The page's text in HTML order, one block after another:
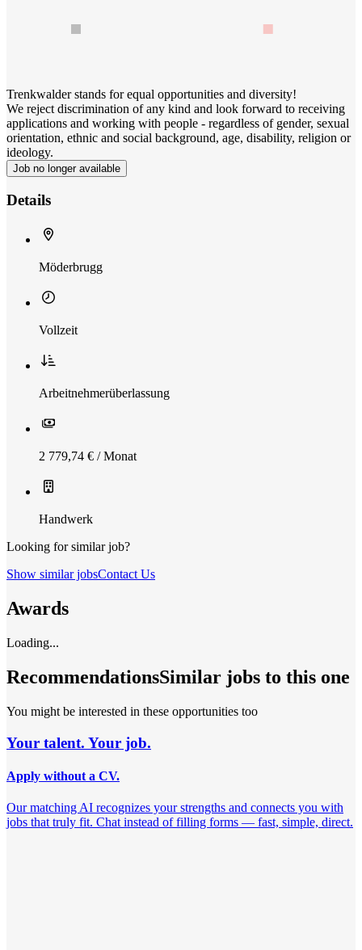
Trenkwalder stands for equal opportunities and diversity!
We reject discrimination of any kind and look forward to receiving
applications and working with people - regardless of gender, sexual
orientation, ethnic and social background, age, disability, religion or
ideology.
Job no longer available
Details
Möderbrugg
Vollzeit
Arbeitnehmerüberlassung
2 779,74 € / Monat
Handwerk
Looking for similar job?
Show similar jobsContact Us
Awards
Loading...
RecommendationsSimilar jobs to this one
You might be interested in these opportunities too
Your talent. Your job.
Apply without a CV.
Our matching AI recognizes your strengths and connects you with
jobs that truly fit. Chat instead of filling forms — fast, simple, direct.